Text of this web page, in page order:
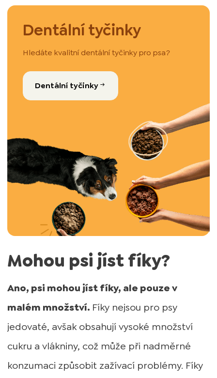
Dentální tyčinky
Hledáte kvalitní dentální tyčinky pro psa?
Dentální tyčinky
Mohou psi jíst fíky?
Ano, psi mohou jíst fíky, ale pouze v
malém množství. Fíky nejsou pro psy
jedovaté, avšak obsahují vysoké množství
cukru a vlákniny, což může při nadměrné
konzumaci způsobit zažívací problémy. Fíky